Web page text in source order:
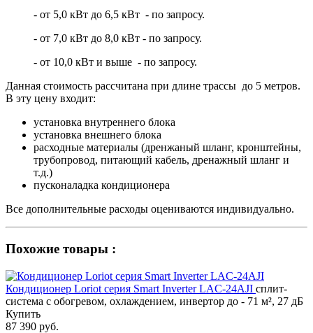
- от 5,0 кВт до 6,5 кВт - по запросу.
- от 7,0 кВт до 8,0 кВт - по запросу.
- от 10,0 кВт и выше - по запросу.
Данная стоимость рассчитана при длине трассы до 5 метров.
В эту цену входит:
установка внутреннего блока
установка внешнего блока
расходные материалы (дренжаный шланг, кронштейны,
трубопровод, питающий кабель, дренажный шланг и
т.д.)
пусконаладка кондиционера
Все дополнительные расходы оцениваются индивидуально.
Похожие товары :
Кондиционер Loriot cерия Smart Inverter LAC-24AJI сплит-
система с обогревом, охлаждением, инвертор до - 71 м², 27 дБ
Купить
87 390 руб.